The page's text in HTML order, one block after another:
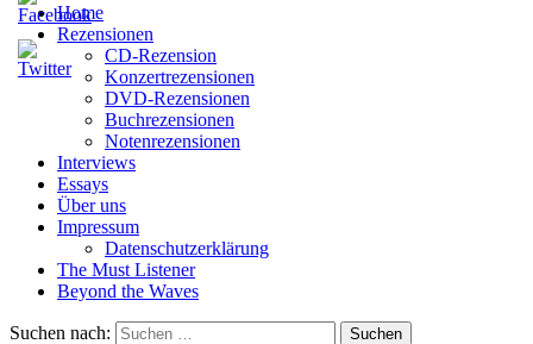
Home
Rezensionen
CD-Rezension
Konzertrezensionen
DVD-Rezensionen
Buchrezensionen
Notenrezensionen
Interviews
Essays
Über uns
Impressum
Datenschutzerklärung
The Must Listener
Beyond the Waves
Suchen nach: